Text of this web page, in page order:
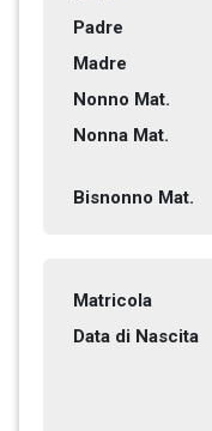
Padre
Madre
Nonno Mat.
Nonna Mat.
Bisnonno Mat.
Matricola
Data di Nascita